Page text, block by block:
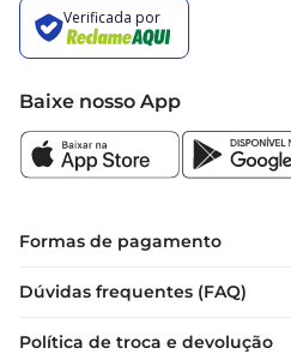
Baixe nosso App
Formas de pagamento
Dúvidas frequentes (FAQ)
Política de troca e devolução